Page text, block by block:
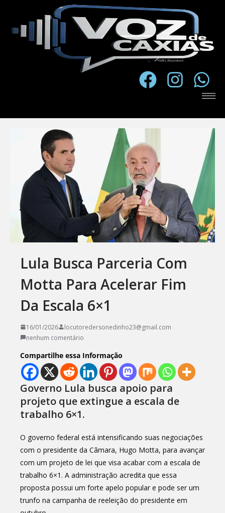
Lula Busca Parceria Com
Motta Para Acelerar Fim
Da Escala 6×1
16/01/2026
locutoredersonedinho23@gmail.com
nenhum comentário
Compartilhe essa Informação
Governo Lula busca apoio para
projeto que extingue a escala de
trabalho 6×1.
O governo federal está intensificando suas negociações
com o presidente da Câmara, Hugo Motta, para avançar
com um projeto de lei que visa acabar com a escala de
trabalho 6×1. A administração acredita que essa
proposta possui um forte apelo popular e pode ser um
trunfo na campanha de reeleição do presidente em